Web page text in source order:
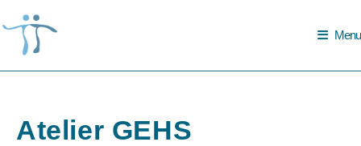
to
content
Menu
Atelier GEHS